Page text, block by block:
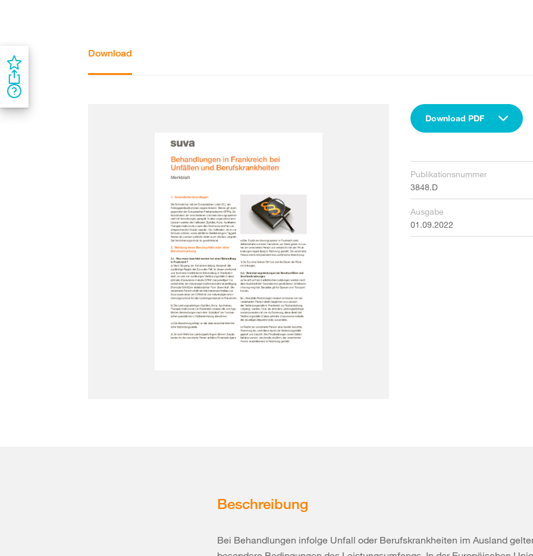
Download
Download PDF
Publikationsnummer
3848.D
Ausgabe
01.09.2022
Beschreibung
Bei Behandlungen infolge Unfall oder Berufskrankheiten im Ausland